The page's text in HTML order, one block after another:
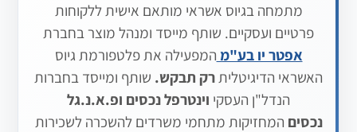
מתמחה בגיוס אשראי מותאם אישית ללקוחות
פרטיים ועסקיים. שותף מייסד ומנהל מוצר בחברת
אפטר יו בע"מ המפעילה את פלטפורמת גיוס
האשראי הדיגיטליתרק תבקש. שותף ומייסד בחברות
הנדל"ן העסקי וינטרפל נכסים ופ.א.נ.גל
נכסים המחזיקות מתחמי משרדים להשכרה לשכירות